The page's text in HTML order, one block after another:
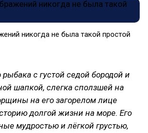
никогда не была такой простой
рыбака с густой седой бородой и
шапкой, слегка сползшей на
на его загорелом лице
долгой жизни на море. Его
мудростью и лёгкой грустью,